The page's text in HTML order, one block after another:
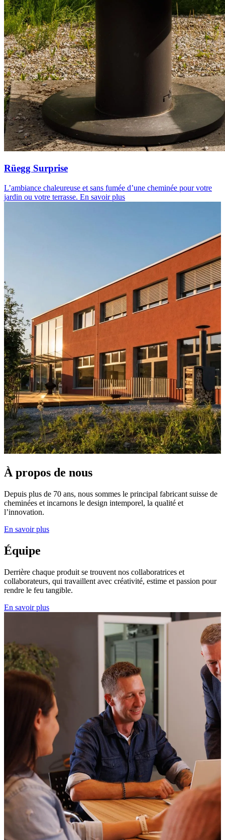
Rüegg Surprise
L’ambiance chaleureuse et sans fumée d’une cheminée pour votre
jardin ou votre terrasse. En savoir plus
À propos de nous
Depuis plus de 70 ans, nous sommes le principal fabricant suisse de
cheminées et incarnons le design intemporel, la qualité et
l’innovation.
En savoir plus
Équipe
Derrière chaque produit se trouvent nos collaboratrices et
collaborateurs, qui travaillent avec créativité, estime et passion pour
rendre le feu tangible.
En savoir plus